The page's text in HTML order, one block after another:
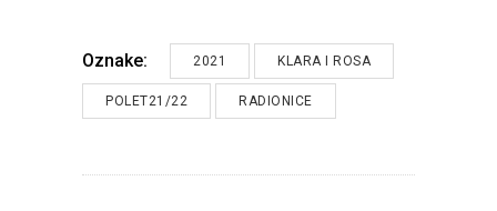
Oznake: 2021 KLARA I ROSA
POLET21/22 RADIONICE